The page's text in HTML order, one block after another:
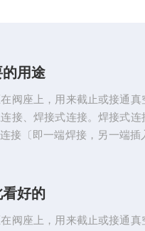
用途
阀座上，用来截止或接通真
接、焊接式连接。焊接式连
接〔即一端焊接，另一端插
没有填料介质也不会外漏。
好的
阀座上，用来截止或接通真